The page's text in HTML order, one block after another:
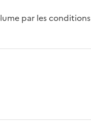
par les conditions